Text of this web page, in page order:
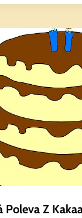
Poleva Z